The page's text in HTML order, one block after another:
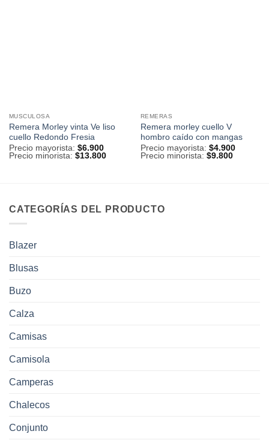
MUSCULOSA
Remera Morley vinta Ve liso
cuello Redondo Fresia
Precio mayorista: $6.900
Precio minorista: $13.800
REMERAS
Remera morley cuello V
hombro caído con mangas
Precio mayorista: $4.900
Precio minorista: $9.800
CATEGORÍAS DEL PRODUCTO
Blazer
Blusas
Buzo
Calza
Camisas
Camisola
Camperas
Chalecos
Conjunto